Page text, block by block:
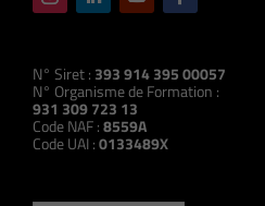
N° Siret : 393 914 395 00057
N° Organisme de Formation :
931 309 723 13
Code NAF :8559A
Code UAI :0133489X